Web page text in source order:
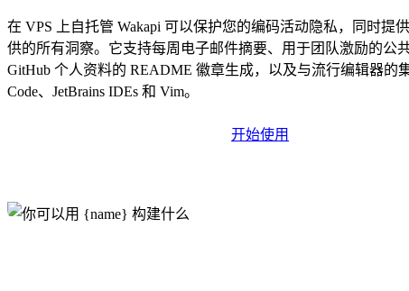
在 VPS 上自托管 Wakapi 可以保护您的编码活动隐私，同时提供
供的所有洞察。它支持每周电子邮件摘要、用于团队激励的公
GitHub 个人资料的 README 徽章生成，以及与流行编辑器的
Code、JetBrains IDEs 和 Vim。
开始使用